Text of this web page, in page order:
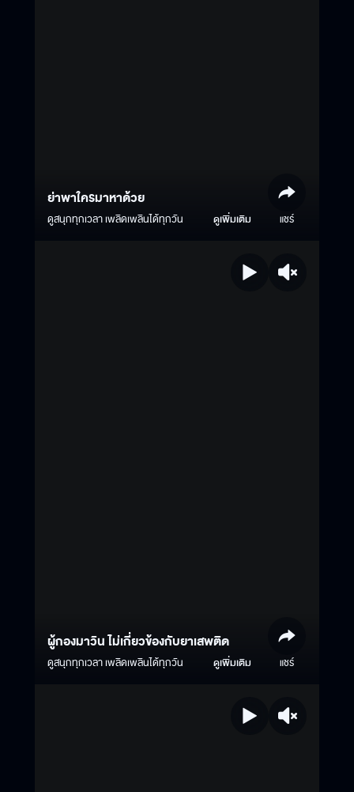
ย่าพาใครมาหาด้วย
ดูสนุกทุกเวลา เพลิดเพลินได้ทุกวัน ดูเพิ่มเติม แชร์
ผู้กองมาวิน ไม่เกี่ยวข้องกับยาเสพติด
ดูสนุกทุกเวลา เพลิดเพลินได้ทุกวัน ดูเพิ่มเติม แชร์